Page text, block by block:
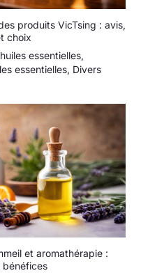
produits VicTsing : avis,
choix
essentielles,
essentielles, Divers
et aromathérapie :
bénéfices